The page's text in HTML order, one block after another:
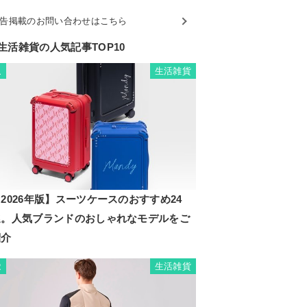
掲載のお問い合わせはこちら
活雑貨の人気記事TOP10
生活雑貨
年版】スーツケースのおすすめ24
人気ブランドのおしゃれなモデルをご
生活雑貨